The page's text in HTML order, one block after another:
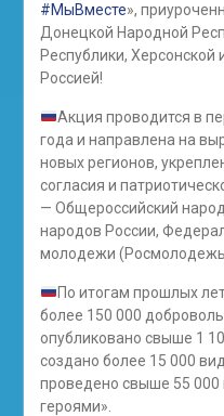
#МыВместе»,
Донецкой Народной
Республики, Херсонской
Россией!
Акция проводится в
года и направлена на
новых регионов,
согласия и
— Общероссийский
народов России,
молодежи
По итогам прошлых
более 150 000
опубликовано свыше 1
создано более 15 000
проведено свыше 55 000
героями».